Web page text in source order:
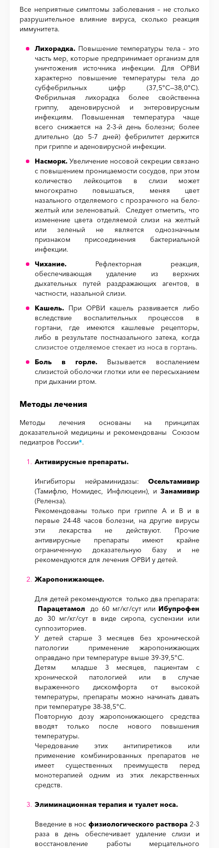
Все неприятные симптомы заболевания – не столько
разрушительное влияние вируса, сколько реакция
иммунитета.
Лихорадка. Повышение температуры тела – это
часть мер, которые предпринимает организм для
уничтожения источника инфекции. Для ОРВИ
характерно повышение температуры тела до
субфебрильных цифр (37,5°С—38,0°С).
Фебрильная лихорадка более свойственна
гриппу, аденовирусной и энтеровирусным
инфекциям. Повышенная температура чаще
всего снижается на 2-3-й день болезни; более
длительно (до 5-7 дней) фебрилитет держится
при гриппе и аденовирусной инфекции.
Насморк. Увеличение носовой секреции связано
с повышением проницаемости сосудов, при этом
количество лейкоцитов в слизи может
многократно повышаться, меняя цвет
назального отделяемого с прозрачного на бело-
желтый или зеленоватый. Следует отметить, что
изменение цвета отделяемой слизи на желтый
или зеленый не является однозначным
признаком присоединения бактериальной
инфекции.
Чихание. Рефлекторная реакция,
обеспечивающая удаление из верхних
дыхательных путей раздражающих агентов, в
частности, назальной слизи.
Кашель. При ОРВИ кашель развивается либо
вследствие воспалительных процессов в
гортани, где имеются кашлевые рецепторы,
либо в результате постназального затека, когда
слизистое отделяемое стекает из носа в гортань.
Боль в горле. Вызывается воспалением
слизистой оболочки глотки или ее пересыханием
при дыхании ртом.
Методы лечения
Методы лечения основаны на принципах
доказательной медицины и рекомендованы Союзом
педиатров России*.
Антивирусные препараты.
Ингибиторы нейраминидазы: Осельтамивир
(Тамифлю, Номидес, Инфлюцеин), и Занамивир
(Реленза).
Рекомендованы только при гриппе А и В и в
первые 24-48 часов болезни, на другие вирусы
эти лекарства не действуют. Прочие
антивирусные препараты имеют крайне
ограниченную доказательную базу и не
рекомендуются для лечения ОРВИ у детей.
Жаропонижающее.
Для детей рекомендуются только два препарата:
Парацетамол до 60 мг/кг/сут или Ибупрофен
до 30 мг/кг/сут в виде сиропа, суспензии или
суппозиториев.
У детей старше 3 месяцев без хронической
патологии применение жаропонижающих
оправдано при температуре выше 39-39,5°С.
Детям младше 3 месяцев, пациентам с
хронической патологией или в случае
выраженного дискомфорта от высокой
температуры, препараты можно начинать давать
при температуре 38-38,5°С.
Повторную дозу жаропонижающего средства
вводят только после нового повышения
температуры.
Чередование этих антипиретиков или
применение комбинированных препаратов не
имеет существенных преимуществ перед
монотерапией одним из этих лекарственных
средств.
Элиминационная терапия и туалет носа.
Введение в нос физиологического раствора2-3
раза в день обеспечивает удаление слизи и
восстановление работы мерцательного